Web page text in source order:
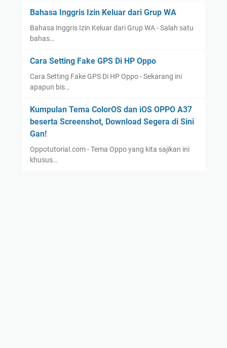
Bahasa Inggris Izin Keluar dari Grup WA
Bahasa Inggris Izin Keluar dari Grup WA - Salah satu
bahas…
Cara Setting Fake GPS Di HP Oppo
Cara Setting Fake GPS Di HP Oppo - Sekarang ini
apapun bis…
Kumpulan Tema ColorOS dan iOS OPPO A37
beserta Screenshot, Download Segera di Sini
Gan!
Oppotutorial.com - Tema Oppo yang kita sajikan ini
khusus…